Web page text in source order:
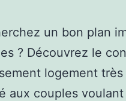
un bon plan
? Découvrez le
logement
aux couples voulant